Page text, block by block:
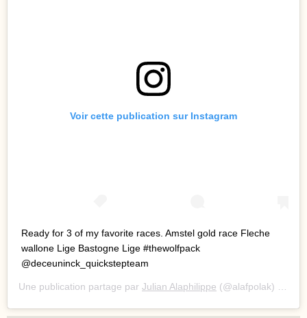
Voir cette publication sur Instagram
Ready for 3 of my favorite races. Amstel gold race Fleche
wallone Lige Bastogne Lige #thewolfpack
@deceuninck_quickstepteam
Une publication partage par Julian Alaphilippe (@alafpolak) le